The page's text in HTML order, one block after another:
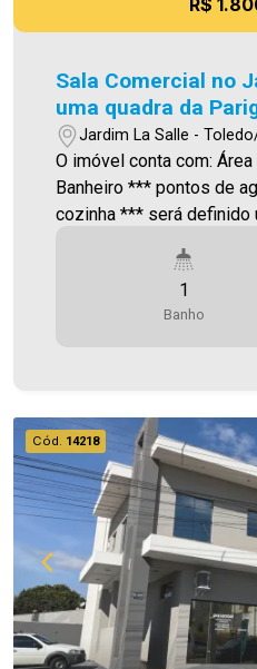
R$
Sala Comercial no
uma quadra da
Jardim La Salle -
O imóvel conta com: Área construída 50m² 1-
Banheiro *** pontos de
cozinha *** será definido
Imóvel), equivalente a
Para mais detalhes
LOCAÇÃO em nosso site. A Imobiliária Ativa
Aproveite essa
Imobiliária Ativa | Sinta-se
informações aqui
todavia, reservamo-nos
qualquer erro de
como alteração dos
meramente ilustrativas.
1
Banho
Cód. 14218